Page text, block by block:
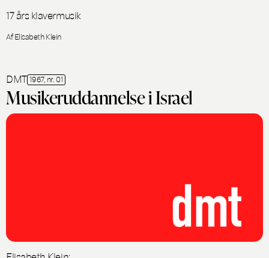
17 års klavermusik
Af Elisabeth Klein
DMT 1967, nr. 01
Musikeruddannelse i Israel